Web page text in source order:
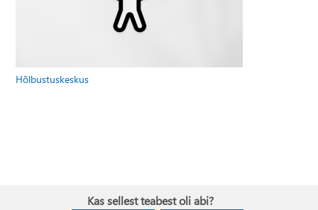
Hõlbustuskeskus
Kas sellest teabest oli abi?